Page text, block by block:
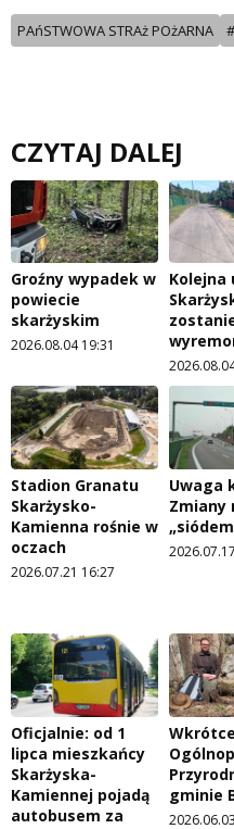
PAńSTWOWA STRAż POżARNA
CZYTAJ DALEJ
Groźny wypadek w
powiecie
skarżyskim
2026.08.04 19:31
Kolejna
Stadion Granatu
Skarżysko-
Kamienna rośnie w
oczach
2026.07.21 16:27
Uwaga
Zmiany
Oficjalnie: od 1
lipca mieszkańcy
Skarżyska-
Kamiennej pojadą
autobusem za
gminie